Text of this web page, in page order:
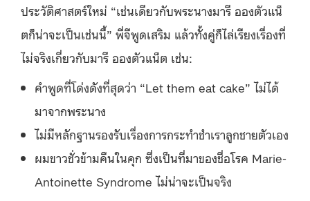
ประวัติศาสตร์ใหม่ “เช่นเดียวกับพระนางมารี อองตัวแน็
ตก็น่าจะเป็นเช่นนี้” พี่จีพูดเสริม แล้วทั้งคู่ก็ไล่เรียงเรื่องที่
ไม่จริงเกี่ยวกับมารี อองตัวแน็ต เช่น:
คำพูดที่โด่งดังที่สุดว่า “Let them eat cake” ไม่ได้
มาจากพระนาง
ไม่มีหลักฐานรองรับเรื่องการกระทำชำเราลูกชายตัวเอง
ผมขาวชั่วข้ามคืนในคุก ซึ่งเป็นที่มาของชื่อโรค Marie-
Antoinette Syndrome ไม่น่าจะเป็นจริง